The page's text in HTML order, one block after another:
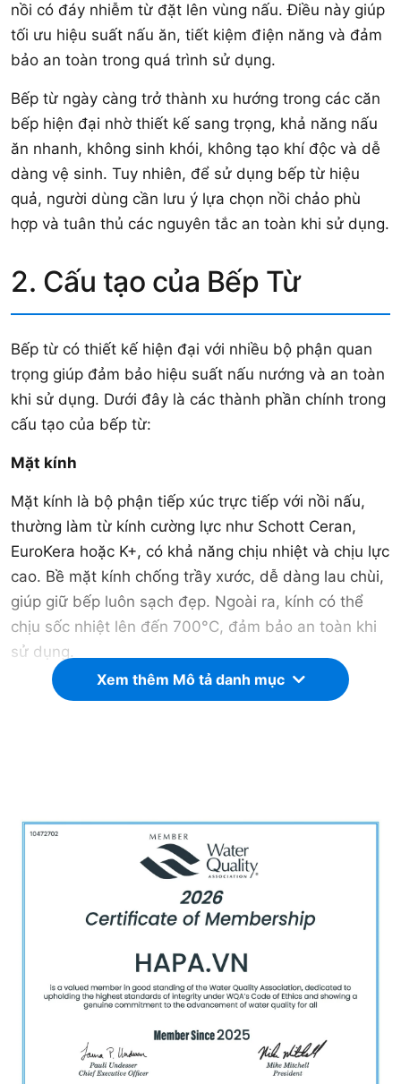
nồi có đáy nhiễm từ đặt lên vùng nấu. Điều này giúp
tối ưu hiệu suất nấu ăn, tiết kiệm điện năng và đảm
bảo an toàn trong quá trình sử dụng.
Bếp từ ngày càng trở thành xu hướng trong các căn
bếp hiện đại nhờ thiết kế sang trọng, khả năng nấu
ăn nhanh, không sinh khói, không tạo khí độc và dễ
dàng vệ sinh. Tuy nhiên, để sử dụng bếp từ hiệu
quả, người dùng cần lưu ý lựa chọn nồi chảo phù
hợp và tuân thủ các nguyên tắc an toàn khi sử dụng.
2. Cấu tạo của Bếp Từ
Bếp từ có thiết kế hiện đại với nhiều bộ phận quan
trọng giúp đảm bảo hiệu suất nấu nướng và an toàn
khi sử dụng. Dưới đây là các thành phần chính trong
cấu tạo của bếp từ:
Mặt kính
Mặt kính là bộ phận tiếp xúc trực tiếp với nồi nấu,
thường làm từ kính cường lực như Schott Ceran,
EuroKera hoặc K+, có khả năng chịu nhiệt và chịu lực
cao. Bề mặt kính chống trầy xước, dễ dàng lau chùi,
giúp giữ bếp luôn sạch đẹp. Ngoài ra, kính có thể
chịu sốc nhiệt lên đến 700°C, đảm bảo an toàn khi
sử dụng.
Cuộn dây từ (mâm từ)
hiệu suất làm nóng và khả năng tiết kiệm điện.
Bộ vi xử lý và bo mạch điện tử
Bộ vi xử lý điều khiển hoạt động của bếp, giúp điều
chỉnh công suất, nhiệt độ và cài đặt chế độ nấu phù
hợp. Một số bếp cao cấp có vi xử lý thông minh, tự
động nhận diện kích thước nồi và điều chỉnh công
suất tương ứng, giúp tối ưu hiệu suất nấu nướng.
Quạt tản nhiệt
Xem thêm Mô tả danh mục